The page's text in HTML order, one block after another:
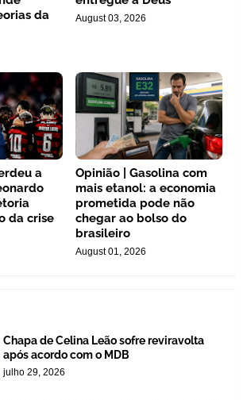
da
August 03, 2026
a
da crise
Opinião | Gasolina com
mais etanol: a economia
prometida pode não
chegar ao bolso do
brasileiro
August 01, 2026
Chapa de Celina Leão sofre reviravolta
após acordo com o MDB
julho 29, 2026